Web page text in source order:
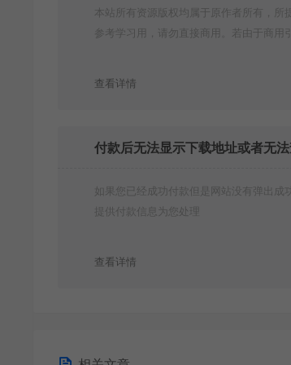
本站所有资源版权均属于原作者所有，所
参考学习用，请勿直接商用。若由于商用
查看详情
付款后无法显示下载地址或者无法
如果您已经成功付款但是网站没有弹出成
提供付款信息为您处理
查看详情